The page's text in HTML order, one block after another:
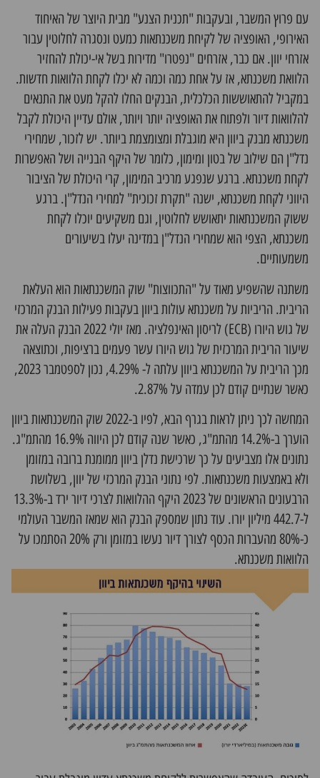
עם פרוץ המשבר, ובעקבות "תכנית הצנע" מבית היוצר של האיחוד
האירופי, האופציה של לקיחת משכנתאות כמעט ונסגרה לחלוטין עבור
אזרחי יוון. אם כבר, אזרחים "נפטרו" מדירות בשל אי-יכולת להחזיר
הלוואת משכנתא, אז על אחת כמה וכמה לא יכלו לקחת הלוואות חדשות.
במקביל להתאוששות הכלכלית, הבנקים החלו להקל מעט את התנאים
להלוואות דיור ולפתוח את האופציה יותר ויותר, אולם עדיין היכולת לקבל
משכנתא מבנק ביוון היא מוגבלת ומצומצמת ביותר. יש לזכור, שמחירי
נדל"ן הם שילוב של בטון ומימון, כלומר של היקף הבנייה ושל האפשרות
לקחת משכנתא. ברגע שנפגע מרכיב המימון, קרי היכולת של הציבור
היווני לקחת משכנתא, ישנה "תקרת זכוכית" למחירי הנדל"ן. ברגע
ששוק המשכנתאות יתאושש לחלוטין, וגם משקיעים יוכלו לקחת
משכנתא, הצפי הוא שמחירי הנדל"ן במדינה יעלו בשיעורים
משמעותיים.
משתנה שהשפיע מאוד על "התכווצות" שוק המשכנתאות הוא העלאת
הריבית. הריביות על משכנתא עולות ביוון בעקבות פעילות הבנק המרכזי
של גוש היורו (ECB) לריסון האינפלציה. מאז יולי 2022 הבנק העלה את
שיעור הריבית המרכזית של גוש היורו עשר פעמים ברציפות, וכתוצאה
מכך הריבית על המשכנתא ביוון עלתה ל- 4.29%, נכון לספטמבר 2023,
כאשר שנתיים קודם לכן עמדה על 2.87%.
המחשה לכך ניתן לראות בגרף הבא, לפיו ב-2022 שוק המשכנתאות ביוון
הוערך ב-14.2% מהתמ"ג, כאשר שנה קודם לכן היווה 16.9% מהתמ"ג.
נתונים אלו מצביעים על כךשרכישת נדלן ביוון ממומנת ברובה במזומן
ולא באמצעות משכנתאות. לפי נתוני הבנק המרכזי של יוון, בשלושת
הרבעונים הראשונים של 2023 היקף ההלוואות לצרכי דיור ירד ב-13.3%
ל-442.7 מיליון יורו. עוד נתון שמספק הבנק הוא שמאז המשבר העולמי
כ-80% מהעברות הכסף לצורך דיור נעשו במזומן ורק 20% הסתמכו על
הלוואות משכנתא.